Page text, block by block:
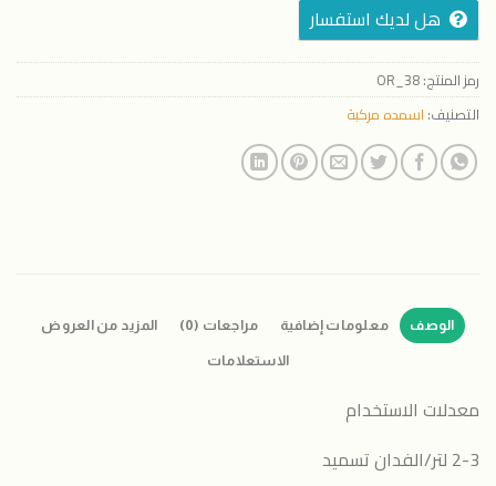
هل لديك استفسار
رمز المنتج:OR_38
التصنيف: اسمده مركبة
الوصف معلومات إضافية مراجعات (0) المزيد من العروض
الاستعلامات
معدلات الاستخدام
2-3 لتر/الفدان تسميد